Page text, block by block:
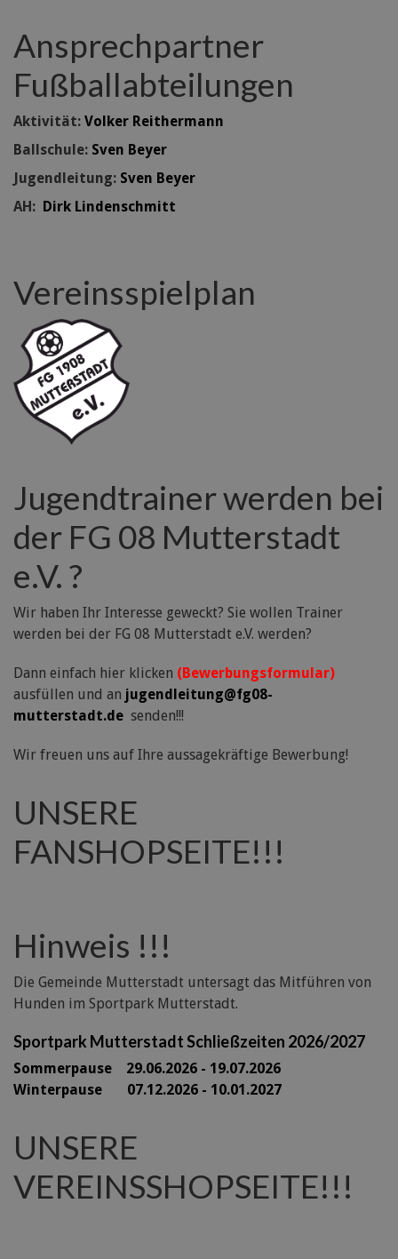
Ansprechpartner
Fußballabteilungen
Aktivität: Volker Reithermann
Ballschule: Sven Beyer
Jugendleitung: Sven Beyer
AH: Dirk Lindenschmitt
Vereinsspielplan
Jugendtrainer werden bei
der FG 08 Mutterstadt
e.V. ?
Wir haben Ihr Interesse geweckt? Sie wollen Trainer
werden bei der FG 08 Mutterstadt e.V. werden?
Dann einfach hier klicken (Bewerbungsformular)
ausfüllen und an jugendleitung@fg08-
mutterstadt.de senden!!!
Wir freuen uns auf Ihre aussagekräftige Bewerbung!
UNSERE
FANSHOPSEITE!!!
Hinweis !!!
Die Gemeinde Mutterstadt untersagt das Mitführen von
Hunden im Sportpark Mutterstadt.
Sportpark Mutterstadt Schließzeiten 2026/2027
Sommerpause 29.06.2026 - 19.07.2026
Winterpause 07.12.2026 - 10.01.2027
UNSERE
VEREINSSHOPSEITE!!!